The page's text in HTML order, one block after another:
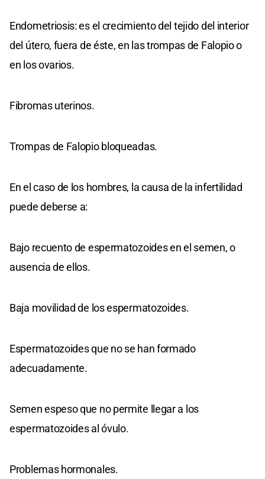
Endometriosis: es el crecimiento del tejido del interior
del útero, fuera de éste, en las trompas de Falopio o
en los ovarios.
Fibromas uterinos.
Trompas de Falopio bloqueadas.
En el caso de los hombres, la causa de la infertilidad
puede deberse a:
Bajo recuento de espermatozoides en el semen, o
ausencia de ellos.
Baja movilidad de los espermatozoides.
Espermatozoides que no se han formado
adecuadamente.
Semen espeso que no permite llegar a los
espermatozoides al óvulo.
Problemas hormonales.